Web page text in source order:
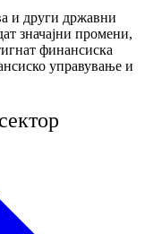
и други државни
значајни промени,
финансиска
управување и